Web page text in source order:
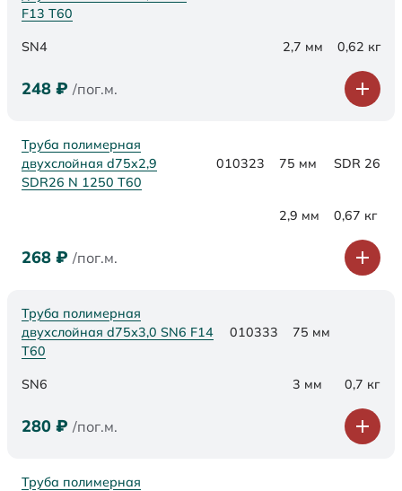
F13 Т60
SN4 2,7 мм 0,62 кг
248 ₽ /пог.м.
Труба полимерная
двухслойная d75x2,9
SDR26 N 1250 Т60
010323 75 мм SDR 26
2,9 мм 0,67 кг
268 ₽ /пог.м.
Труба полимерная
двухслойная d75х3,0 SN6 F14
Т60
010333 75 мм
SN6 3 мм 0,7 кг
280 ₽ /пог.м.
Труба полимерная